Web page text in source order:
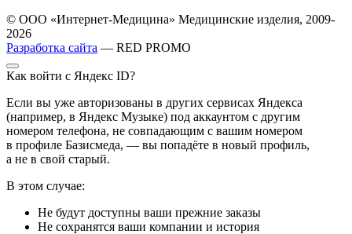
© ООО «Интернет-Медицина» Медицинские изделия, 2009-
2026
Разработка сайта — RED PROMO
Как войти с Яндекс ID?
Если вы уже авторизованы в других сервисах Яндекса
(например, в Яндекс Музыке) под аккаунтом с другим
номером телефона, не совпадающим с вашим номером
в профиле Базисмеда, — вы попадёте в новый профиль,
а не в свой старый.
В этом случае:
Не будут доступны ваши прежние заказы
Не сохранятся ваши компании и история